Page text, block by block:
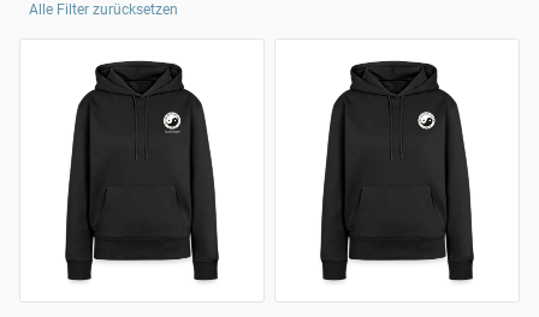
Alle Filter zurücksetzen